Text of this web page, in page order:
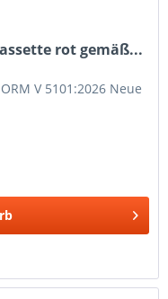
rot gemäß...
V 5101:2026 Neue